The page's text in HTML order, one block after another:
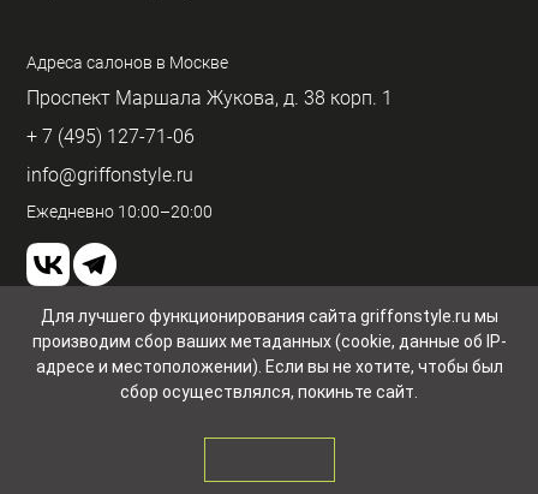
Адреса салонов в Москве
Проспект Маршала Жукова, д. 38 корп. 1
+ 7 (495) 127-71-06
info@griffonstyle.ru
Ежедневно 10:00–20:00
© GriffonStyle 2026
Пользовательское соглашение и конфиденциальность
Для лучшего функционирования сайта griffonstyle.ru мы
производим сбор ваших метаданных (cookie, данные об IP-
адресе и местоположении). Если вы не хотите, чтобы был
сбор осуществлялся, покиньте сайт.